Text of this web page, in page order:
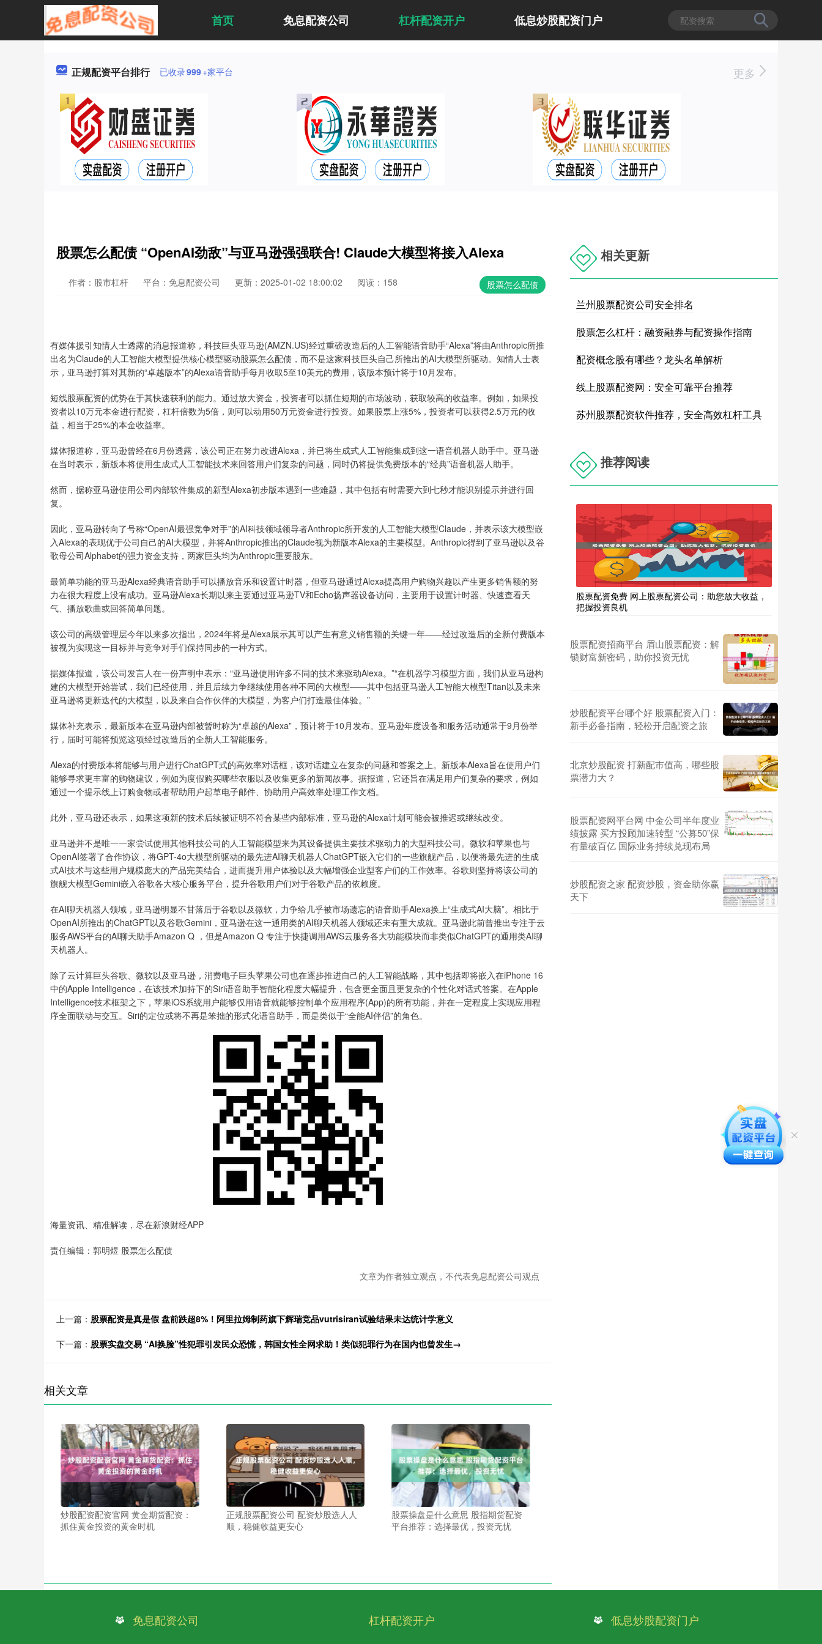
首页 免息配资公司 杠杆配资开户 低息炒股配资门户
正规配资平台排行 已收录999+家平台 更多
股票怎么配债 “OpenAI劲敌”与亚马逊强强联合! Claude大模型将接入Alexa
股票怎么配债
作者：股市杠杆 平台：免息配资公司 更新：2025-01-02 18:00:02 阅读：158
有媒体援引知情人士透露的消息报道称，科技巨头亚马逊(AMZN.US)经过重磅改造后的人工智能语音助手“Alexa”将由Anthropic所推
出名为Claude的人工智能大模型提供核心模型驱动股票怎么配债，而不是这家科技巨头自己所推出的AI大模型所驱动。知情人士表
示，亚马逊打算对其新的“卓越版本”的Alexa语音助手每月收取5至10美元的费用，该版本预计将于10月发布。
短线股票配资的优势在于其快速获利的能力。通过放大资金，投资者可以抓住短期的市场波动，获取较高的收益率。例如，如果投
资者以10万元本金进行配资，杠杆倍数为5倍，则可以动用50万元资金进行投资。如果股票上涨5%，投资者可以获得2.5万元的收
益，相当于25%的本金收益率。
媒体报道称，亚马逊曾经在6月份透露，该公司正在努力改进Alexa，并已将生成式人工智能集成到这一语音机器人助手中。亚马逊
在当时表示，新版本将使用生成式人工智能技术来回答用户们复杂的问题，同时仍将提供免费版本的“经典”语音机器人助手。
然而，据称亚马逊使用公司内部软件集成的新型Alexa初步版本遇到一些难题，其中包括有时需要六到七秒才能识别提示并进行回
复。
因此，亚马逊转向了号称“OpenAI最强竞争对手”的AI科技领域领导者Anthropic所开发的人工智能大模型Claude，并表示该大模型嵌
入Alexa的表现优于公司自己的AI大模型，并将Anthropic推出的Claude视为新版本Alexa的主要模型。Anthropic得到了亚马逊以及谷
歌母公司Alphabet的强力资金支持，两家巨头均为Anthropic重要股东。
最简单功能的亚马逊Alexa经典语音助手可以播放音乐和设置计时器，但亚马逊通过Alexa提高用户购物兴趣以产生更多销售额的努
力在很大程度上没有成功。亚马逊Alexa长期以来主要通过亚马逊TV和Echo扬声器设备访问，主要用于设置计时器、快速查看天
气、播放歌曲或回答简单问题。
该公司的高级管理层今年以来多次指出，2024年将是Alexa展示其可以产生有意义销售额的关键一年——经过改造后的全新付费版本
被视为实现这一目标并与竞争对手们保持同步的一种方式。
据媒体报道，该公司发言人在一份声明中表示：“亚马逊使用许多不同的技术来驱动Alexa。”“在机器学习模型方面，我们从亚马逊构
建的大模型开始尝试，我们已经使用，并且后续力争继续使用各种不同的大模型——其中包括亚马逊人工智能大模型Titan以及未来
亚马逊将更新迭代的大模型，以及来自合作伙伴的大模型，为客户们打造最佳体验。”
媒体补充表示，最新版本在亚马逊内部被暂时称为“卓越的Alexa”，预计将于10月发布。亚马逊年度设备和服务活动通常于9月份举
行，届时可能将预览这项经过改造后的全新人工智能服务。
Alexa的付费版本将能够与用户进行ChatGPT式的高效率对话框，该对话建立在复杂的问题和答案之上。新版本Alexa旨在使用户们
能够寻求更丰富的购物建议，例如为度假购买哪些衣服以及收集更多的新闻故事。据报道，它还旨在满足用户们复杂的要求，例如
通过一个提示线上订购食物或者帮助用户起草电子邮件、协助用户高效率处理工作文档。
此外，亚马逊还表示，如果这项新的技术后续被证明不符合某些内部标准，亚马逊的Alexa计划可能会被推迟或继续改变。
亚马逊并不是唯一一家尝试使用其他科技公司的人工智能模型来为其设备提供主要技术驱动力的大型科技公司。微软和苹果也与
OpenAI签署了合作协议，将GPT-4o大模型所驱动的最先进AI聊天机器人ChatGPT嵌入它们的一些旗舰产品，以便将最先进的生成
式AI技术与这些用户规模庞大的产品完美结合，进而提升用户体验以及大幅增强企业型客户们的工作效率。谷歌则坚持将该公司的
旗舰大模型Gemini嵌入谷歌各大核心服务平台，提升谷歌用户们对于谷歌产品的依赖度。
在AI聊天机器人领域，亚马逊明显不甘落后于谷歌以及微软，力争给几乎被市场遗忘的语音助手Alexa换上“生成式AI大脑”。相比于
OpenAI所推出的ChatGPT以及谷歌Gemini，亚马逊在这一通用类的AI聊天机器人领域还未有重大成就。亚马逊此前曾推出专注于云
服务AWS平台的AI聊天助手Amazon Q ，但是Amazon Q 专注于快捷调用AWS云服务各大功能模块而非类似ChatGPT的通用类AI聊
天机器人。
除了云计算巨头谷歌、微软以及亚马逊，消费电子巨头苹果公司也在逐步推进自己的人工智能战略，其中包括即将嵌入在iPhone 16
中的Apple Intelligence，在该技术加持下的Siri语音助手智能化程度大幅提升，包含更全面且更复杂的个性化对话式答案。在Apple
Intelligence技术框架之下，苹果iOS系统用户能够仅用语音就能够控制单个应用程序(App)的所有功能，并在一定程度上实现应用程
序全面联动与交互。Siri的定位或将不再是笨拙的形式化语音助手，而是类似于“全能AI伴侣”的角色。
海量资讯、精准解读，尽在新浪财经APP
责任编辑：郭明煜 股票怎么配债
文章为作者独立观点，不代表免息配资公司观点
上一篇： 股票配资是真是假 盘前跌超8%！阿里拉姆制药旗下辉瑞竞品vutrisiran试验结果未达统计学意义
下一篇： 股票实盘交易 “AI换脸”性犯罪引发民众恐慌，韩国女性全网求助！类似犯罪行为在国内也曾发生→
相关文章
炒股配资配资官网 黄金期货配资：
抓住黄金投资的黄金时机
正规股票配资公司 配资炒股选人人
顺，稳健收益更安心
股票操盘是什么意思 股指期货配资
平台推荐：选择最优，投资无忧
相关更新
兰州股票配资公司安全排名
股票怎么杠杆：融资融券与配资操作指南
配资概念股有哪些？龙头名单解析
线上股票配资网：安全可靠平台推荐
苏州股票配资软件推荐，安全高效杠杆工具
推荐阅读
股票配资免费 网上股票配资公司：助您放大收益，
把握投资良机
股票配资招商平台 眉山股票配资：解
锁财富新密码，助你投资无忧
炒股配资平台哪个好 股票配资入门：
新手必备指南，轻松开启配资之旅
北京炒股配资 打新配市值高，哪些股
票潜力大？
股票配资网平台网 中金公司半年度业
绩披露 买方投顾加速转型 “公募50”保
有量破百亿 国际业务持续兑现布局
炒股配资之家 配资炒股，资金助你赢
天下
免息配资公司 杠杆配资开户 低息炒股配资门户